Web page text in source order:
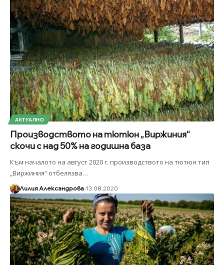
АКТУАЛНО
Производството на тютюн „Виржиния“
скочи с над 50% на годишна база
Към началото на август 2020 г. производството на тютюн тип
„Виржиния“ отбелязва…
Лилия Александрова 13.08.2020